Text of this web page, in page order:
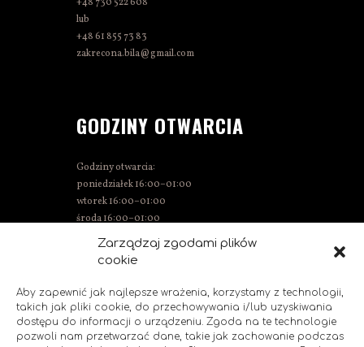
Zarządzaj zgodami plików
cookie
Aby zapewnić jak najlepsze wrażenia, korzystamy z technologii,
takich jak pliki cookie, do przechowywania i/lub uzyskiwania
dostępu do informacji o urządzeniu. Zgoda na te technologie
pozwoli nam przetwarzać dane, takie jak zachowanie podczas
lub
+48 61 855 73 83
zakrecona.bila@gmail.com
GODZINY OTWARCIA
Godziny otwarcia:
poniedziałek 16:00–01:00
wtorek 16:00–01:00
środa 16:00–01:00
czwartek 15:00–01:00
piątek 15:00–02:00
niedziela 14:00–00:00